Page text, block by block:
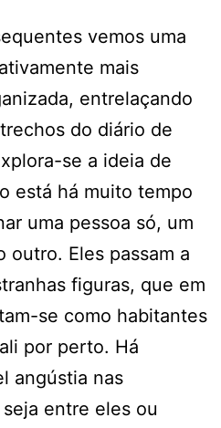
vemos uma
mais
entrelaçando
do diário de
se a ideia de
está há muito tempo
uma pessoa só, um
outro. Eles passam a
figuras, que em
se como habitantes
por perto. Há
angústia nas
entre eles ou